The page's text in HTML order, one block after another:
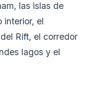
las islas de
interior, el
Rift, el corredor
lagos y el